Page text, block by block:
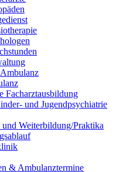
Facharztausbildung
und Jugendpsychiatrie
Weiterbildung/Praktika
& Ambulanztermine